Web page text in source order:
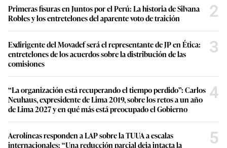
Primeras fisuras en Juntos por el Perú: La historia de Silvana
Robles y los entretelones del aparente voto de traición
2
Exdirigente del Movadef será el representante de JP en Ética:
entretelones de los acuerdos sobre la distribución de las
comisiones
3
“La organización está recuperando el tiempo perdido”: Carlos
Neuhaus, expresidente de Lima 2019, sobre los retos a un año
de Lima 2027 y en qué más está preocupado el Gobierno
4
Aerolíneas responden a LAP sobre la TUUA a escalas
internacionales: “Una reducción parcial deja intacta la
5